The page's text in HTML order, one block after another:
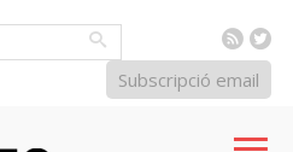
RSS
Subscripció email